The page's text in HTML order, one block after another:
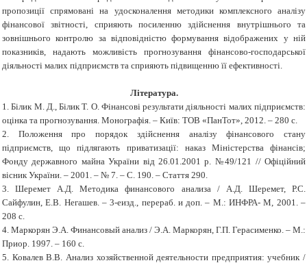
пропозиції спрямовані на удосконалення методики комплексного аналізу
фінансової звітності, сприяють посиленню здійснення внутрішнього та
зовнішнього контролю за відповідністю формування відображених у ній
показників, надають можливість прогнозування фінансово-господарської
діяльності малих підприємств та сприяють підвищенню її ефективності.
Література.
1. Білик М. Д., Білик Т. О. Фінансові результати діяльності малих підприємств:
оцінка та прогнозування. Монографія. – Київ: ТОВ «ПанТот», 2012. – 280 с.
2. Положення про порядок здійснення аналізу фінансового стану
підприємств, що підлягають приватизації: наказ Міністерства фінансів;
Фонду державного майна України від 26.01.2001 р. №49/121 // Офіційний
вісник України. – 2001. – № 7. – С. 190. – Стаття 290.
3. Шеремет А.Д. Методика финансового анализа / А.Д. Шеремет, Р.С.
Сайфулин, Е.В. Негашев. – 3-еизд., перераб. идоп. – М.: ИНФРА- М, 2001. –
208 с.
4. Маркорян Э.А. Финансовый анализ / Э.А. Маркорян, Г.П. Герасименко. – М.:
Приор. 1997. – 160 с.
5. Ковалев В.В. Анализ хозяйственной деятельности предприятия: учебник /